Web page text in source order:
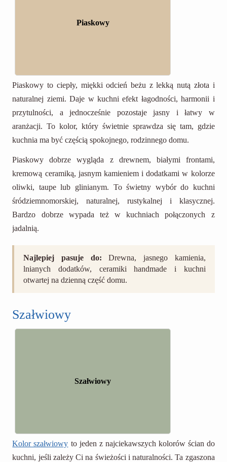
Piaskowy
Piaskowy to ciepły, miękki odcień beżu z lekką nutą złota i
naturalnej ziemi. Daje w kuchni efekt łagodności, harmonii i
przytulności, a jednocześnie pozostaje jasny i łatwy w
aranżacji. To kolor, który świetnie sprawdza się tam, gdzie
kuchnia ma być częścią spokojnego, rodzinnego domu.
Piaskowy dobrze wygląda z drewnem, białymi frontami,
kremową ceramiką, jasnym kamieniem i dodatkami w kolorze
oliwki, taupe lub glinianym. To świetny wybór do kuchni
śródziemnomorskiej, naturalnej, rustykalnej i klasycznej.
Bardzo dobrze wypada też w kuchniach połączonych z
jadalnią.
Najlepiej pasuje do: Drewna, jasnego kamienia,
lnianych dodatków, ceramiki handmade i kuchni
otwartej na dzienną część domu.
Szałwiowy
Szałwiowy
Kolor szałwiowy to jeden z najciekawszych kolorów ścian do
kuchni, jeśli zależy Ci na świeżości i naturalności. Ta zgaszona